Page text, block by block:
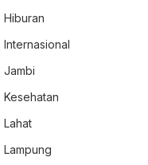
Hiburan
Internasional
Jambi
Kesehatan
Lahat
Lampung